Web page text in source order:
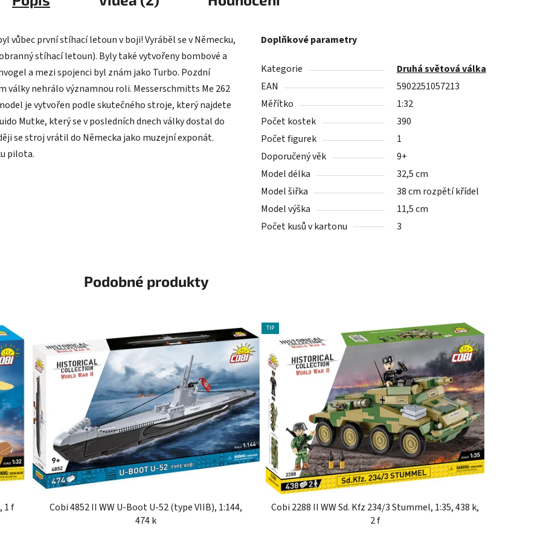
vůbec první stíhací letoun v boji! Vyráběl se v Německu,
stíhací letoun). Byly také vytvořeny bombové a
a mezi spojenci byl znám jako Turbo. Pozdní
války nehrálo významnou roli. Messerschmitts Me 262
je vytvořen podle skutečného stroje, který najdete
Mutke, který se v posledních dnech války dostal do
se stroj vrátil do Německa jako muzejní exponát.
pilota.
Doplňkové parametry
Kategorie
Druhá světová válka
EAN
5902251057213
Měřítko
1:32
Počet kostek
390
Počet figurek
1
Doporučený věk
9+
Model délka
32,5 cm
Model šiřka
38 cm rozpětí křídel
Model výška
11,5 cm
Počet kusů v kartonu
3
Podobné produkty
1 f
Cobi 4852 II WW U-Boot U-52 (type VIIB), 1:144,
474 k
TIP
Cobi 2288 II WW Sd. Kfz 234/3 Stummel, 1:35, 438 k,
2 f